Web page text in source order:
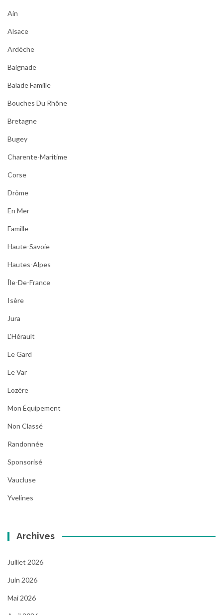
Ain
Alsace
Ardèche
Baignade
Balade Famille
Bouches Du Rhône
Bretagne
Bugey
Charente-Maritime
Corse
Drôme
En Mer
Famille
Haute-Savoie
Hautes-Alpes
Île-De-France
Isère
Jura
L'Hérault
Le Gard
Le Var
Lozère
Mon Équipement
Non Classé
Randonnée
Sponsorisé
Vaucluse
Yvelines
Archives
Juillet 2026
Juin 2026
Mai 2026